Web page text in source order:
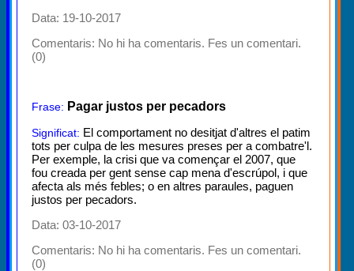
Data: 19-10-2017
Comentaris: No hi ha comentaris. Fes un comentari.
(0)
Frase: Pagar justos per pecadors
Significat: El comportament no desitjat d'altres el patim
tots per culpa de les mesures preses per a combatre'l.
Per exemple, la crisi que va començar el 2007, que
fou creada per gent sense cap mena d'escrúpol, i que
afecta als més febles; o en altres paraules, paguen
justos per pecadors.
Data: 03-10-2017
Comentaris: No hi ha comentaris. Fes un comentari.
(0)